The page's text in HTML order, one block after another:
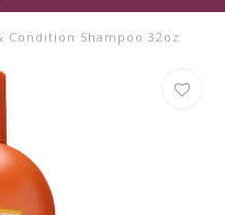
Shampoo 32oz